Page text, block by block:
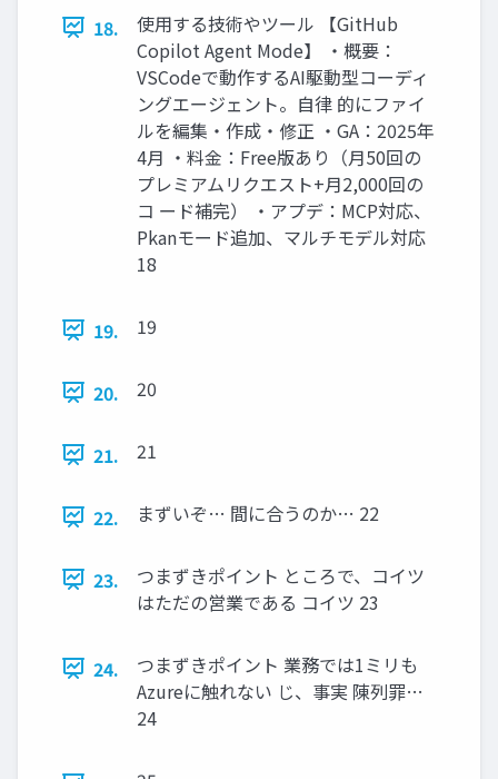
18.
使用する技術やツール 【GitHub
Copilot Agent Mode】 ・概要：
VSCodeで動作するAI駆動型コーディ
ングエージェント。自律 的にファイ
ルを編集・作成・修正 ・GA：2025年
4月 ・料金：Free版あり（月50回の
プレミアムリクエスト+月2,000回の
コ ード補完） ・アプデ：MCP対応、
Pkanモード追加、マルチモデル対応
18
19. 19
20. 20
21. 21
22. まずいぞ… 間に合うのか… 22
23.
つまずきポイント ところで、コイツ
はただの営業である コイツ 23
24.
つまずきポイント 業務では1ミリも
Azureに触れない じ、事実 陳列罪…
24